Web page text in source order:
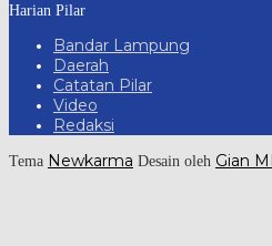
Harian Pilar
Bandar Lampung
Daerah
Catatan Pilar
Video
Redaksi
Tema Newkarma Desain oleh Gian